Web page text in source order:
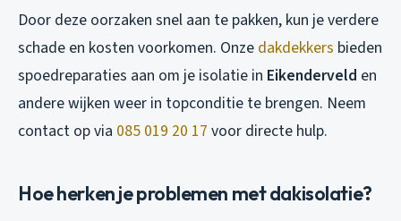
Door deze oorzaken snel aan te pakken, kun je verdere
schade en kosten voorkomen. Onze dakdekkers bieden
spoedreparaties aan om je isolatie in Eikenderveld en
andere wijken weer in topconditie te brengen. Neem
contact op via 085 019 20 17 voor directe hulp.
Hoe herken je problemen met dakisolatie?